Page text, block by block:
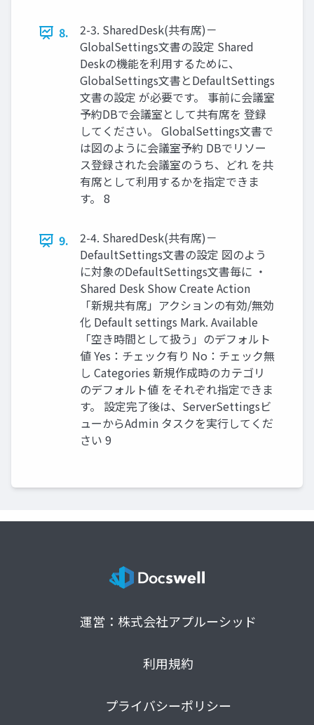
8.
2-3. SharedDesk(共有席)－
GlobalSettings文書の設定 Shared
Deskの機能を利用するために、
GlobalSettings文書とDefaultSettings
文書の設定 が必要です。 事前に会議室
予約DBで会議室として共有席を 登録
してください。 GlobalSettings文書で
は図のように会議室予約 DBでリソー
ス登録された会議室のうち、どれ を共
有席として利用するかを指定できま
す。 8
9.
2-4. SharedDesk(共有席)－
DefaultSettings文書の設定 図のよう
に対象のDefaultSettings文書毎に ・
Shared Desk Show Create Action
「新規共有席」アクションの有効/無効
化 Default settings Mark. Available
「空き時間として扱う」のデフォルト
値 Yes：チェック有り No：チェック無
し Categories 新規作成時のカテゴリ
のデフォルト値 をそれぞれ指定できま
す。 設定完了後は、ServerSettingsビ
ューからAdmin タスクを実行してくだ
さい 9
運営：株式会社アプルーシッド
利用規約
プライバシーポリシー